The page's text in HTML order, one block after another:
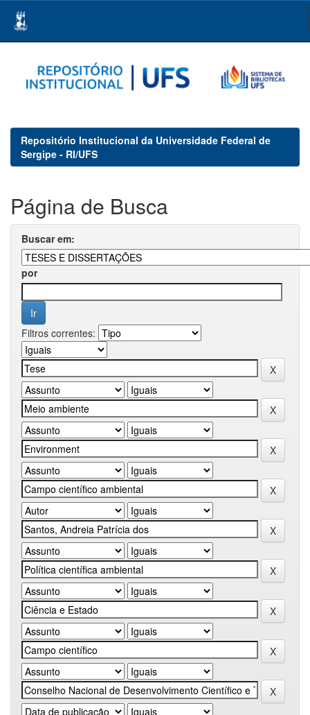
navigation
Repositório Institucional da Universidade Federal de
Sergipe - RI/UFS
Página de Busca
Buscar em:
por
Filtros correntes: